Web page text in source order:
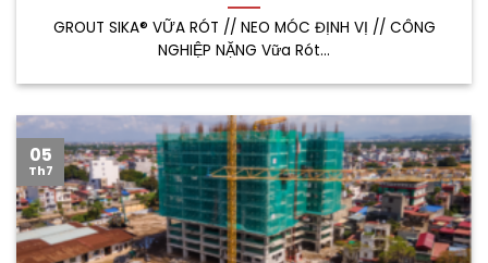
GROUT SIKA® VỮA RÓT // NEO MÓC ĐỊNH VỊ // CÔNG
NGHIỆP NẶNG Vữa Rót...
05
Th7